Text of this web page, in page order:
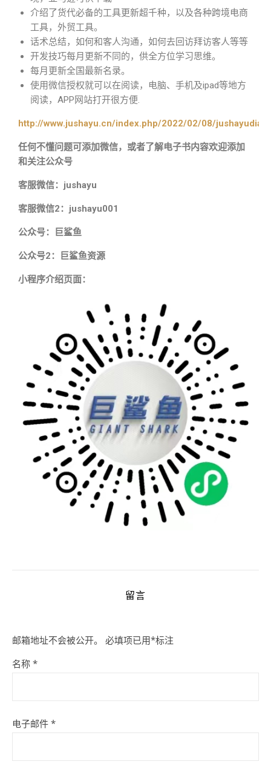
介绍了货代必备的工具更新超千种，以及各种跨境电商
工具，外贸工具。
话术总结，如何和客人沟通，如何去回访拜访客人等等
开发技巧每月更新不同的，供全方位学习思维。
每月更新全国最新名录。
使用微信授权就可以在阅读，电脑、手机及ipad等地方
阅读，APP网站打开很方便.
http://www.jushayu.cn/index.php/2022/02/08/
任何不懂问题可添加微信，或者了解电子书内容欢迎添加
和关注公众号
客服微信：jushayu
客服微信2：jushayu001
公众号：巨鲨鱼
公众号2：巨鲨鱼资源
小程序介绍页面：
留言
邮箱地址不会被公开。 必填项已用*标注
名称 *
电子邮件 *